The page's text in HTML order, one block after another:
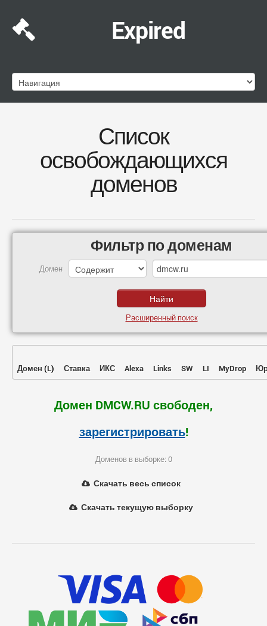
Expired
Список
освобождающихся
доменов
Фильтр по доменам
Домен
Расширенный поиск
Домен (L) Ставка ИКС Alexa Links SW LI MyDrop
Домен DMCW.RU свободен,
зарегистрировать!
Доменов в выборке: 0
Скачать весь список
Скачать текущую выборку